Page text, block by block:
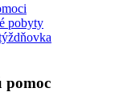
pobyty